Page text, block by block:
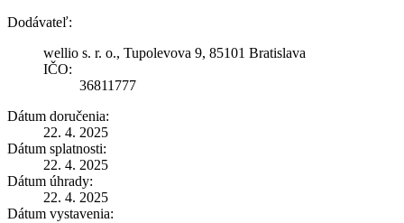
Dodávateľ:
wellio s. r. o., Tupolevova 9, 85101 Bratislava
IČO:
36811777
Dátum doručenia:
22. 4. 2025
Dátum splatnosti:
22. 4. 2025
Dátum úhrady:
22. 4. 2025
Dátum vystavenia: